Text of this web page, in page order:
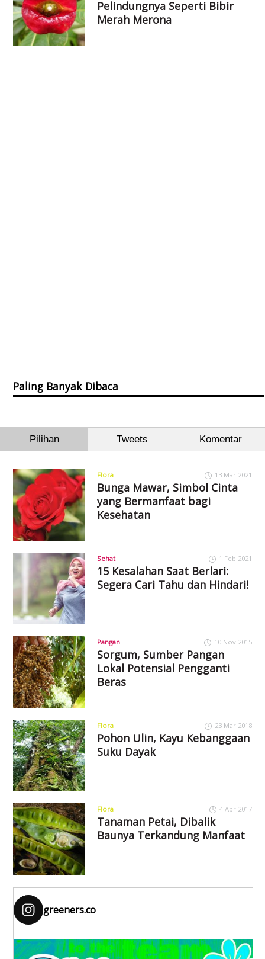
Pelindungnya Seperti Bibir
Merah Merona
Paling Banyak Dibaca
Pilihan Tweets Komentar
Flora 13 Mar 2021
Bunga Mawar, Simbol Cinta
yang Bermanfaat bagi
Kesehatan
Sehat 1 Feb 2021
15 Kesalahan Saat Berlari:
Segera Cari Tahu dan Hindari!
Pangan 10 Nov 2015
Sorgum, Sumber Pangan
Lokal Potensial Pengganti
Beras
Flora 23 Mar 2018
Pohon Ulin, Kayu Kebanggaan
Suku Dayak
Flora 4 Apr 2017
Tanaman Petai, Dibalik
Baunya Terkandung Manfaat
greeners.co